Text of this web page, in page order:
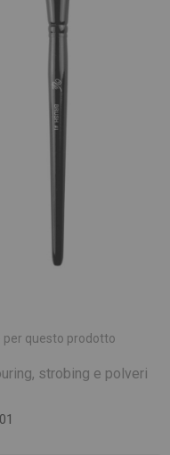
questo prodotto
strobing e polveri